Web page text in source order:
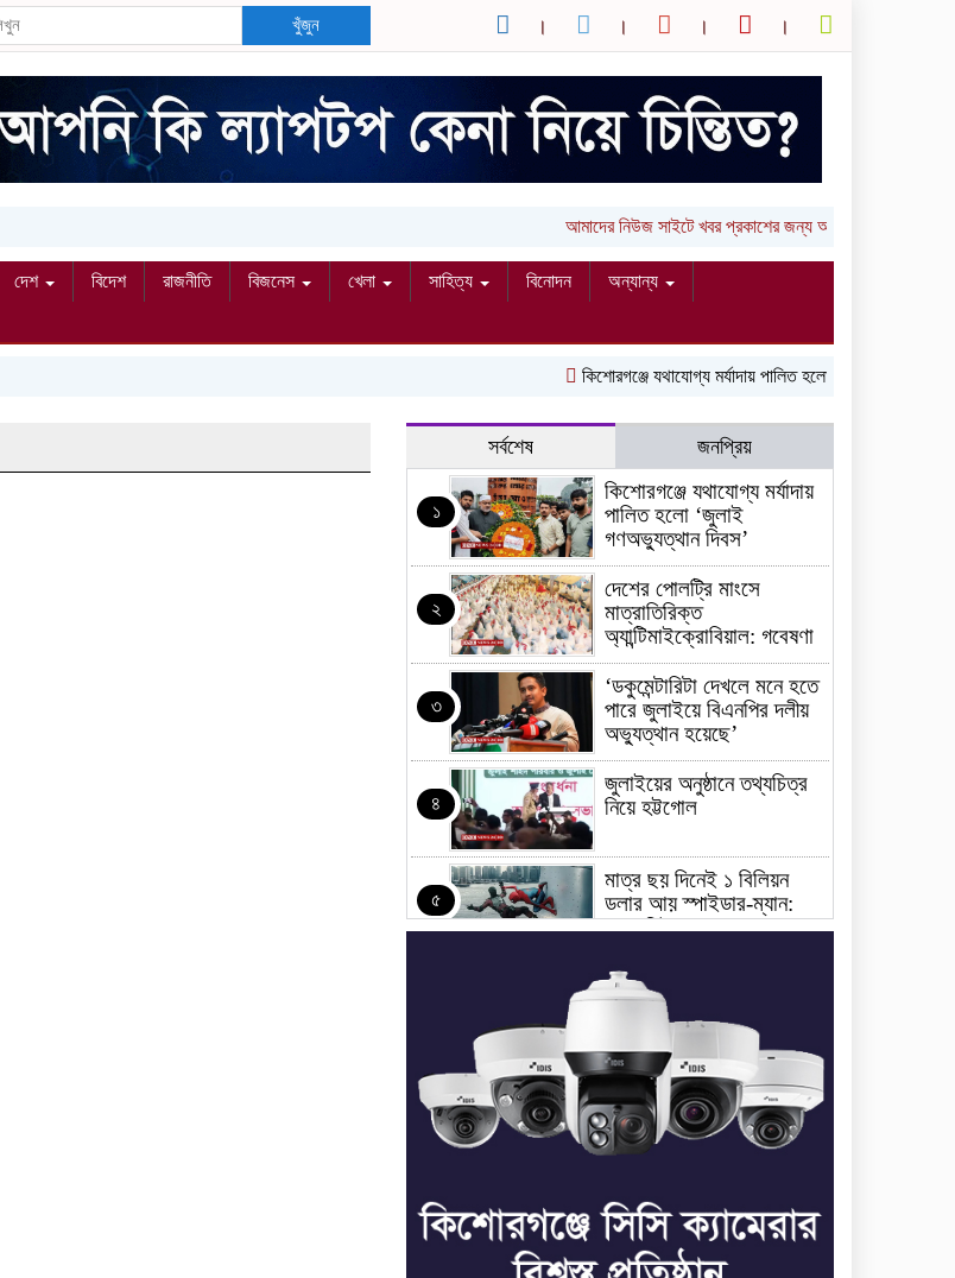
খুঁজুন
আমাদের নিউজ সাইটে খবর প্রকাশের জন্য আপনার লিখা (তথ্য,
দেশ বিদেশ রাজনীতি বিজনেস খেলা সাহিত্য বিনোদন
অন্যান্য
কিশোরগঞ্জে যথাযোগ্য মর্যাদায় পালিত হলো ‘জুলাই গণঅভ্যুত্থান
সর্বশেষ জনপ্রিয়
১
কিশোরগঞ্জে যথাযোগ্য মর্যাদায়
পালিত হলো ‘জুলাই
গণঅভ্যুত্থান দিবস’
২
দেশের পোলট্রি মাংসে
মাত্রাতিরিক্ত
অ্যান্টিমাইক্রোবিয়াল: গবেষণা
৩
‘ডকুমেন্টারিটা দেখলে মনে হতে
পারে জুলাইয়ে বিএনপির দলীয়
অভ্যুত্থান হয়েছে’
৪
জুলাইয়ের অনুষ্ঠানে তথ্যচিত্র
নিয়ে হট্টগোল
৫
মাত্র ছয় দিনেই ১ বিলিয়ন
ডলার আয় স্পাইডার-ম্যান:
ব্র্যান্ড নিউ ডে
ধর্ষণের অভিযোগে কনটেন্ট
ক্রিয়েটর রিপন মিয়ার বিরুদ্ধে
ধর্ষণের অভিযোগে কনটেন্ট
ক্রিয়েটর রিপন মিয়ার বিরুদ্ধে
মামলা
ছবি নেই, সেটা কোনো
ডকুমেন্টারি নয়: ভারপ্রাপ্ত
রাষ্ট্রপতি